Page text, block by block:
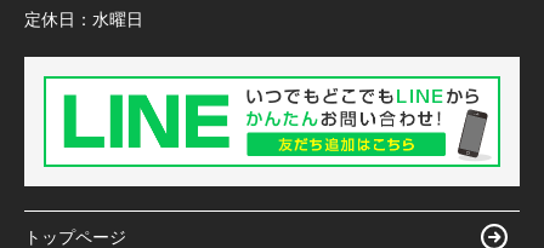
定休日： 水曜日
トップページ